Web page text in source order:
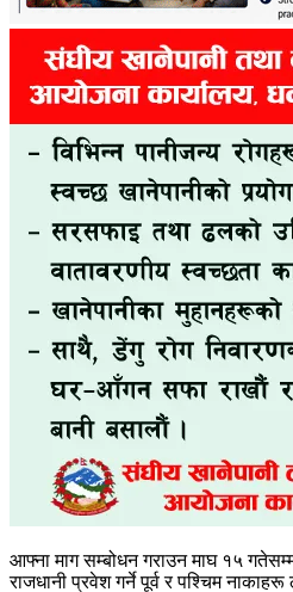
आफ्ना माग सम्बोधन गराउन माघ १५
राजधानी प्रवेश गर्ने पूर्व र पश्चिम